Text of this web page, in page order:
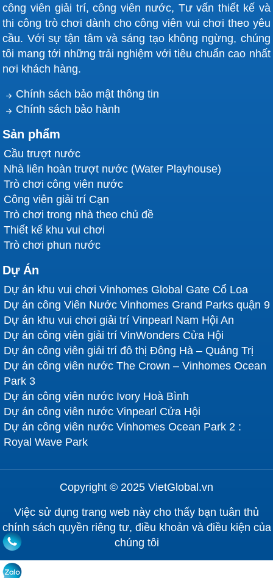
công viên giải trí, công viên nước, Tư vấn thiết kế và
thi công trò chơi dành cho công viên vui chơi theo yêu
cầu. Với sự tận tâm và sáng tạo không ngừng, chúng
tôi mang tới những trải nghiệm với tiêu chuẩn cao nhất
nơi khách hàng.
Chính sách bảo mật thông tin
Chính sách bảo hành
Sản phẩm
Cầu trượt nước
Nhà liên hoàn trượt nước (Water Playhouse)
Trò chơi công viên nước
Công viên giải trí Cạn
Trò chơi trong nhà theo chủ đề
Thiết kế khu vui chơi
Trò chơi phun nước
Dự Án
Dự án khu vui chơi Vinhomes Global Gate Cổ Loa
Dự án công Viên Nước Vinhomes Grand Parks quận 9
Dự án khu vui chơi giải trí Vinpearl Nam Hội An
Dự án công viên giải trí VinWonders Cửa Hội
Dự án công viên giải trí đô thị Đông Hà – Quảng Trị
Dự án công viên nước The Crown – Vinhomes Ocean
Park 3
Dự án công viên nước Ivory Hoà Bình
Dự án công viên nước Vinpearl Cửa Hội
Dự án công viên nước Vinhomes Ocean Park 2 :
Royal Wave Park
Copyright © 2025 VietGlobal.vn
Việc sử dụng trang web này cho thấy bạn tuân thủ
chính sách quyền riêng tư, điều khoản và điều kiện của
chúng tôi